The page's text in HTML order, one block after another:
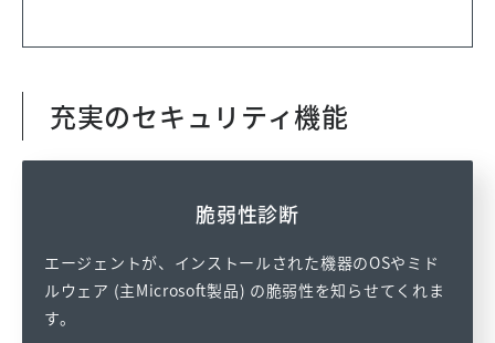
充実のセキュリティ機能
脆弱性診断
エージェントが、インストールされた機器のOSやミド
ルウェア (主Microsoft製品) の脆弱性を知らせてくれま
す。
当社がお客様からお預かりします個人情報につきまして
は、下記の通りの取り扱いとさせていただきます。
個人情報の取り扱いについて